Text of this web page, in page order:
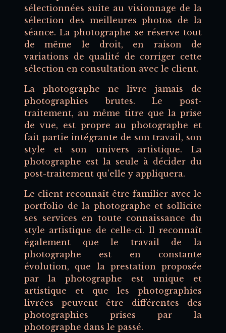
sélectionnées suite au visionnage de la
sélection des meilleures photos de la
séance. La photographe se réserve tout
de même le droit, en raison de
variations de qualité de corriger cette
sélection en consultation avec le client.
La photographe ne livre jamais de
photographies brutes. Le post-
traitement, au même titre que la prise
de vue, est propre au photographe et
fait partie intégrante de son travail, son
style et son univers artistique. La
photographe est la seule à décider du
post-traitement qu’elle y appliquera.
Le client reconnaît être familier avec le
portfolio de la photographe et sollicite
ses services en toute connaissance du
style artistique de celle-ci. Il reconnaît
également que le travail de la
photographe est en constante
évolution, que la prestation proposée
par la photographe est unique et
artistique et que les photographies
livrées peuvent être différentes des
photographies prises par la
photographe dans le passé.